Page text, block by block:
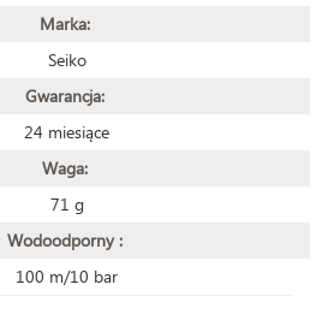
Marka:
Seiko
Gwarancja:
24 miesiące
Waga:
71 g
Wodoodporny :
100 m/10 bar